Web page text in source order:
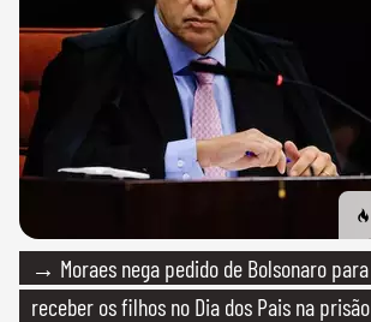
→ Moraes nega pedido de Bolsonaro para
receber os filhos no Dia dos Pais na prisão